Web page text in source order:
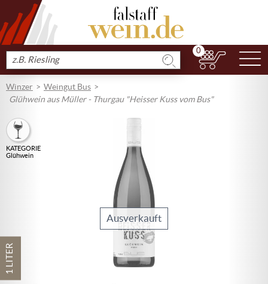
Produkt
suchen
0
Winzer
Weingut Bus
Glühwein aus Müller - Thurgau "Heisser Kuss vom Bus"
1 LITER
KATEGORIE
Glühwein
Ausverkauft